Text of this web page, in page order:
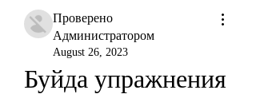
Проверено
Администратором
August 26, 2023
Буйда упражнения